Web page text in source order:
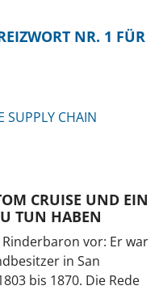
NR. 1 FÜR
SUPPLY CHAIN
CRUISE UND EIN
TUN HABEN
vor: Er war
in San
bis 1870. Die Rede